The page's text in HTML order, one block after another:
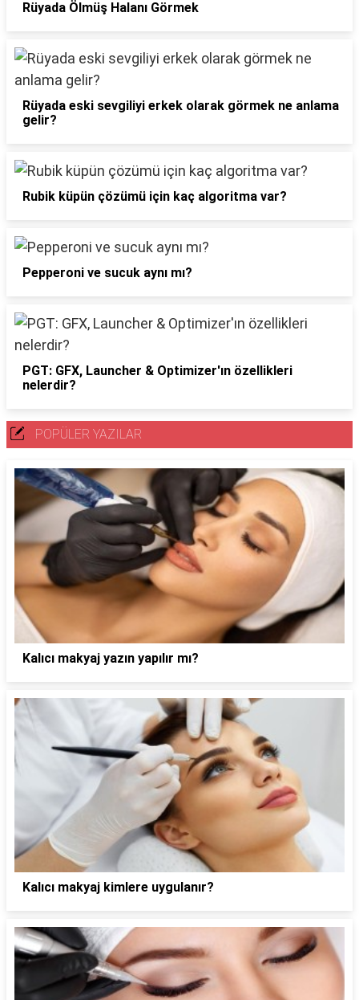
Rüyada Ölmüş Halanı Görmek
Rüyada eski sevgiliyi erkek olarak görmek ne anlama
gelir?
Rubik küpün çözümü için kaç algoritma var?
Pepperoni ve sucuk aynı mı?
PGT: GFX, Launcher & Optimizer'ın özellikleri
nelerdir?
POPÜLER YAZILAR
Kalıcı makyaj yazın yapılır mı?
Kalıcı makyaj kimlere uygulanır?